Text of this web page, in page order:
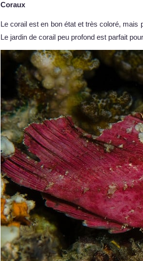
Coraux
Le corail est en bon état et très coloré, mais
Le jardin de corail peu profond est parfait